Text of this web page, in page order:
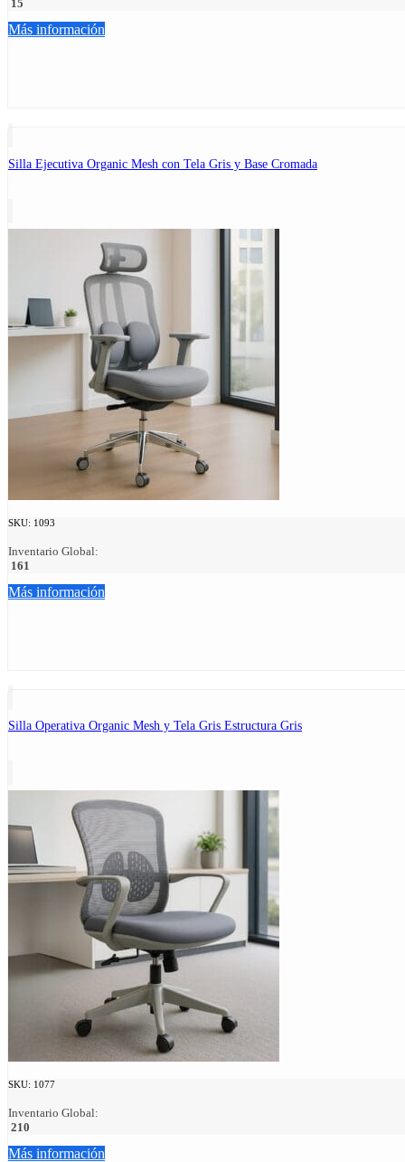
15
Más información
Silla Ejecutiva Organic Mesh con Tela Gris y Base Cromada
SKU: 1093
Inventario Global:
161
Más información
Silla Operativa Organic Mesh y Tela Gris Estructura Gris
SKU: 1077
Inventario Global:
210
Más información